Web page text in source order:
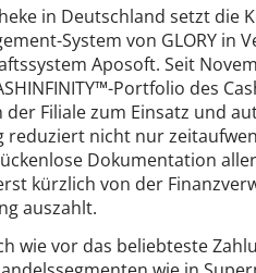
in Deutschland setzt die
System von GLORY in
Aposoft. Seit
Portfolio des
der Filiale zum Einsatz und
reduziert nicht nur
Dokumentation
kürzlich von der
auszahlt.
wie vor das beliebteste